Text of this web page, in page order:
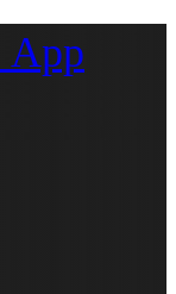
App